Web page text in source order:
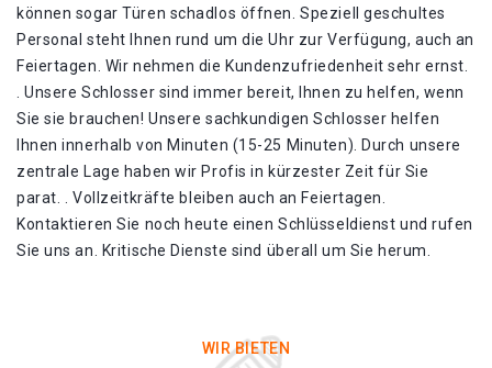
können sogar Türen schadlos öffnen. Speziell geschultes
Personal steht Ihnen rund um die Uhr zur Verfügung, auch an
Feiertagen. Wir nehmen die Kundenzufriedenheit sehr ernst.
. Unsere Schlosser sind immer bereit, Ihnen zu helfen, wenn
Sie sie brauchen! Unsere sachkundigen Schlosser helfen
Ihnen innerhalb von Minuten (15-25 Minuten). Durch unsere
zentrale Lage haben wir Profis in kürzester Zeit für Sie
parat. . Vollzeitkräfte bleiben auch an Feiertagen.
Kontaktieren Sie noch heute einen Schlüsseldienst und rufen
Sie uns an. Kritische Dienste sind überall um Sie herum.
WIR BIETEN